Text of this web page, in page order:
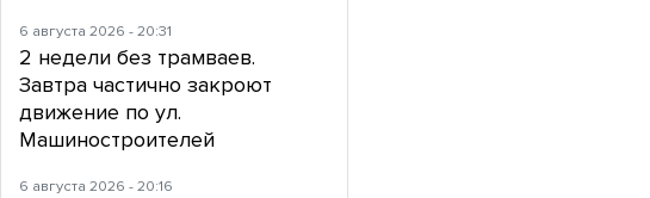
6 августа 2026 - 20:31
2 недели без трамваев.
Завтра частично закроют
движение по ул.
Машиностроителей
6 августа 2026 - 20:16